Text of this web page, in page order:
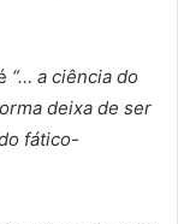
“… a ciência do
deixa de ser
fático-